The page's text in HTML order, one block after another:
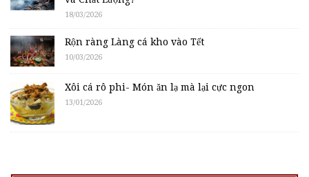
18/03/2026
Rộn ràng Làng cá kho vào Tết
10/03/2026
Xôi cá rô phi- Món ăn lạ mà lại cực ngon
13/01/2026